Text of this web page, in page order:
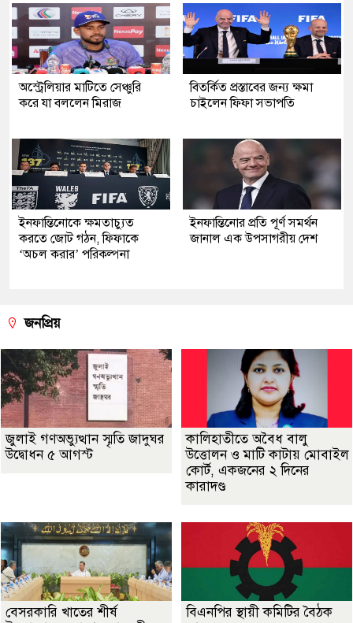
অস্ট্রেলিয়ার মাটিতে সেঞ্চুরি
করে যা বললেন মিরাজ
বিতর্কিত প্রস্তাবের জন্য ক্ষমা
চাইলেন ফিফা সভাপতি
ইনফান্তিনোকে ক্ষমতাচ্যুত
করতে জোট গঠন, ফিফাকে
‘অচল করার’ পরিকল্পনা
ইনফান্তিনোর প্রতি পূর্ণ সমর্থন
জানাল এক উপসাগরীয় দেশ
জনপ্রিয়
জুলাই গণঅভ্যুত্থান স্মৃতি জাদুঘর
উদ্বোধন ৫ আগস্ট
কালিহাতীতে অবৈধ বালু
উত্তোলন ও মাটি কাটায় মোবাইল
কোর্ট, একজনের ২ দিনের
কারাদণ্ড
বেসরকারি খাতের শীর্ষ
বিএনপির স্থায়ী কমিটির বৈঠক